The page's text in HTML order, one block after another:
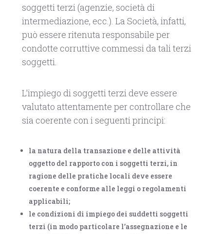
soggetti terzi (agenzie, società di
intermediazione, ecc.). La Società, infatti,
può essere ritenuta responsabile per
condotte corruttive commessi da tali terzi
soggetti.
L’impiego di soggetti terzi deve essere
valutato attentamente per controllare che
sia coerente con i seguenti principi:
la natura della transazione e delle attività
oggetto del rapporto con i soggetti terzi, in
ragione delle pratiche locali deve essere
coerente e conforme alle leggi o regolamenti
applicabili;
le condizioni di impiego dei suddetti soggetti
terzi (in modo particolare l’assegnazione e le